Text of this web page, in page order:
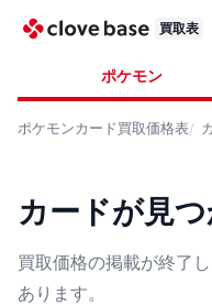
買取表
ポケモン
ポケモンカード買取価格表
カードが見
買取価格の掲載が終了
あります。